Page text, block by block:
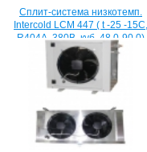
Сплит-система низкотемп.
Intercold LCM 447 ( t -25 -15C,
R404A, 380В, куб. 48,0-90,0)